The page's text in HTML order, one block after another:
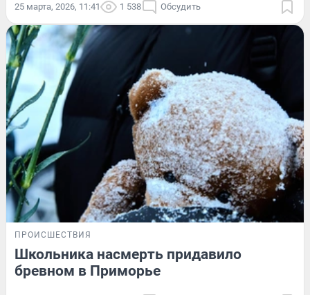
25 марта, 2026, 11:41 1 538 Обсудить
ПРОИСШЕСТВИЯ
Школьника насмерть придавило
бревном в Приморье